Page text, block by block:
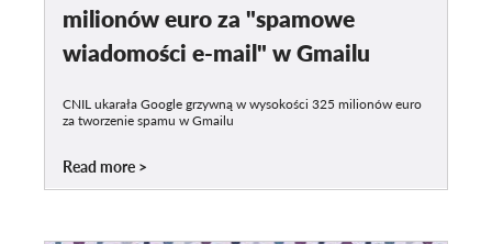
milionów euro za "spamowe
wiadomości e-mail" w Gmailu
CNIL ukarała Google grzywną w wysokości 325 milionów euro
za tworzenie spamu w Gmailu
Read more